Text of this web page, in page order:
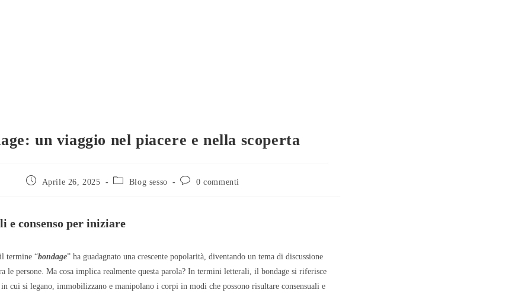
un viaggio nel piacere e nella scoperta
Aprile 26, 2025 Blog sesso 0 commenti
e consenso per iniziare
termine “bondage” ha guadagnato una crescente popolarità, diventando un tema di discussione
le persone. Ma cosa implica realmente questa parola? In termini letterali, il bondage si riferisce
cui si legano, immobilizzano e manipolano i corpi in modi che possono risultare consensuali e